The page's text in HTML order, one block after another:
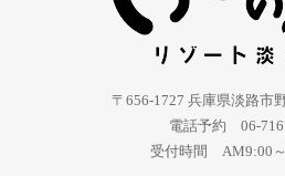
〒656-1727 兵庫県淡路市
電話予約 06-
受付時間 AM9:00